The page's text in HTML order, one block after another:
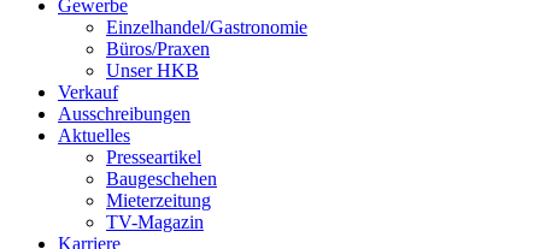
Gewerbe
Einzelhandel/Gastronomie
Büros/Praxen
Unser HKB
Verkauf
Ausschreibungen
Aktuelles
Presseartikel
Baugeschehen
Mieterzeitung
TV-Magazin
Karriere